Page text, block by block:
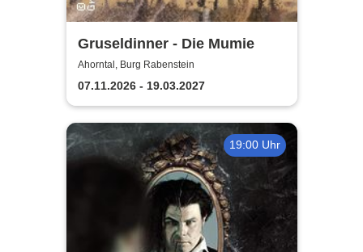
Gruseldinner - Die Mumie
Ahorntal, Burg Rabenstein
07.11.2026 - 19.03.2027
19:00 Uhr